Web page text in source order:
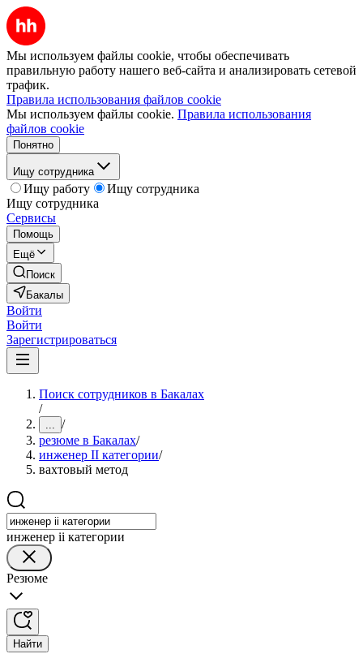
Мы используем файлы cookie, чтобы обеспечивать
правильную работу нашего веб-сайта и анализировать сетевой
трафик.
Правила использования файлов cookie
Мы используем файлы cookie. Правила использования
файлов cookie
Понятно
Ищу сотрудника
Ищу работу
Ищу сотрудника
Ищу сотрудника
Сервисы
Помощь
Ещё
Поиск
Бакалы
Войти
Войти
Зарегистрироваться
Поиск сотрудников в Бакалах
/
... /
резюме в Бакалах/
инженер II категории/
вахтовый метод
инженер ii категории
Резюме
Найти